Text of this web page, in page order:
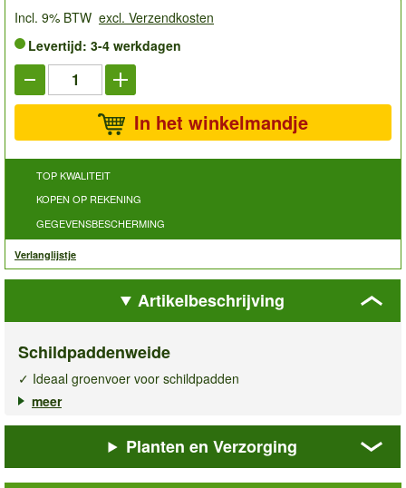
Incl. 9% BTW excl. Verzendkosten
Levertijd: 3-4 werkdagen
In het winkelmandje
TOP KWALITEIT
KOPEN OP REKENING
GEGEVENSBESCHERMING
Verlanglijstje
Artikelbeschrijving
Schildpaddenweide
✓ Ideaal groenvoer voor schildpadden
✓ Vitaminerijke, gezonde bloemen & kruiden
Schildpaddenweide is speciaal samengesteld voor
kieskeurige schildpadden en bestaat uit een uitgebalanceerde
combinatie van vitaminerijke bloemen en kruiden. Een
meer
Planten en Verzorging